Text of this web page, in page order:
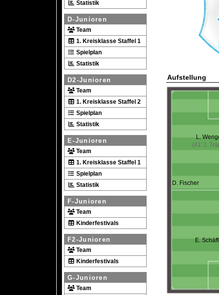
Statistik
D-Junioren
Team
1. Kreisklasse Staffel 1
Spielplan
Statistik
D2-Junioren
Team
1. Kreisklasse Staffel 2
Spielplan
Statistik
E-Junioren
Team
1. Kreisklasse Staffel 1
Spielplan
Statistik
F-Junioren
Team
Kinderfestivals
F2-Junioren
Team
Kinderfestivals
G-Junioren
Team
Aufstellung
L.
(41' J.
D. Fischer
E.